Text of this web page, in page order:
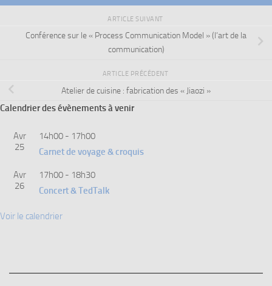
ARTICLE SUIVANT
Conférence sur le « Process Communication Model » (l’art de la
communication)
ARTICLE PRÉCÉDENT
Atelier de cuisine : fabrication des « Jiaozi »
Calendrier des évènements à venir
Avr
25
14h00 - 17h00
Carnet de voyage & croquis
Avr
26
17h00 - 18h30
Concert & TedTalk
Voir le calendrier